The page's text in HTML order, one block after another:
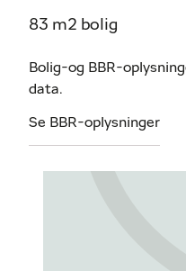
83 m2 bolig
Bolig-og BBR-
data.
Se BBR-oplysninger